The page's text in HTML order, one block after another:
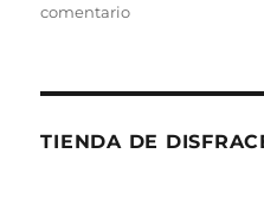
comentarioen
Pan
TIENDA DE